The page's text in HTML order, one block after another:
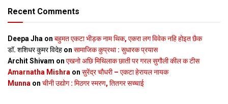
Recent Comments
Deepa Jha on बहुमत एकटा भीड़क नाम थिक, एकरा लग विवेक नहि होइत छैक
डॉ. शशिधर कुमर विदेह on सामाजिक कुप्रथा : सुधारक प्रयास
Archit Shivam on एखनो अछि मिथिलाक छाती पर गरल सुगौली कील क टीस
Amarnatha Mishra on सुरेंद्र चौधरी – एकटा हेरायल नायक
Munna on चीनी उद्योग : मिठगर स्‍मरण, तितगर सच्‍चाई